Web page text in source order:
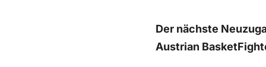
Der nächste
Austrian